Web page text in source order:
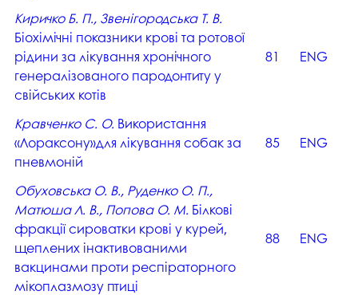
Киричко Б. П., Звенігородська Т. В.
Біохімічні показники крові та ротової
рідини за лікування хронічного
генералізованого пародонтиту у
свійських котів
81 ENG
Кравченко С. О. Використання
«Лораксону»для лікування собак за
пневмоній
85 ENG
Обуховська О. В., Руденко О. П.,
Матюша Л. В., Попова О. М. Білкові
фракції сироватки крові у курей,
щеплених інактивованими
вакцинами проти респіраторного
мікоплазмозу птиці
88 ENG